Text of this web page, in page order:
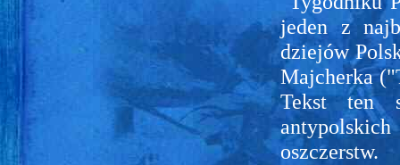
jeden z
dziejów
Majcherka
Tekst ten
oszczerstw.